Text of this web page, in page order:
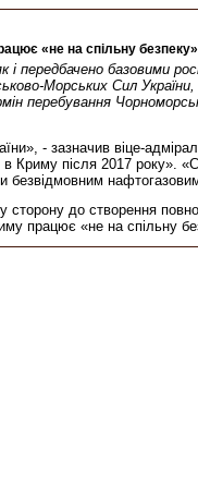
«не на спільну безпеку»,
і передбачено базовими
Морських Сил
- зазначив віце-
Криму після 2017
безвідмовним
до створення
працює «не на спільну